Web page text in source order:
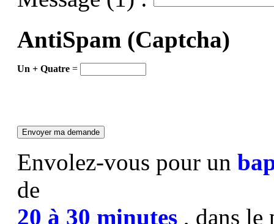
AntiSpam (Captcha)
Un + Quatre =
Envolez-vous pour un
de
20 à 30 minutes , dans le